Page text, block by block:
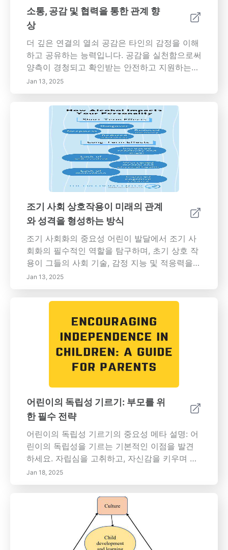
위해 효과적인 전략 실행하기. - 성장 마인드셋:
도전을 성장의 기회로 삼아 자신감과 적응력을
키우기. 이점: - 정서 조절 및 스트레스 관리 향
상. - 전반적인 웰빙 및 긍정적인 삶의 태도 증진.
- 삶의 복잡성을 더 효과적으로 탐색할 수 있는
능력. 이러한 원칙과 기술을 일상생활에 통합함
으로써 어려움을 처리하고 도전을 통해 성장할
수 있는 더 강한 능력을 개발할 수 있습니다. 회
복력은 단순한 특성이 아니라, 누구나 키울 수 있
는 기술입니다.
소통, 공감 및 협력을 통한 관계 향
상
더 깊은 연결의 열쇠 공감은 타인의 감정을 이해
하고 공유하는 능력입니다. 공감을 실천함으로써
양측이 경청되고 확인받는 안전하고 지원하는
환경을 만들 수 있습니다. 타인과 깊은 연결을 형
성하는 데 있어 적극적인 경청과 비언어적 신호
의 중요성을 배우십시오. 관계에서 협력의 힘 협
력은 성공적인 관계의 중요한 측면입니다. 공동
목표를 향해 함께 노력함으로써 개인은 신뢰를
구축하고 팀워크 감각을 키우며 더 큰 성공을 거
둘 수 있습니다. 개인 및 직업적 관계에서 협력의
중요성을 알아보십시오. 효과적인 갈등 해결 및
열린 소통 효과적인 갈등 해결은 모든 관련 당사
자에 대한 존중과 공감을 유지하면서 문제가 무
엇인지 다루는 것입니다. 열린 소통 문화를 조성
하고, 피드백을 위한 안전한 공간을 만들고, 미래
의 갈등을 예방하는 방법을 배우십시오. 더 강한
관계 구축 효과적인 소통, 공감 및 협력을 통해
더 강한 관계를 구축하는 방법을 배우십시오. 타
인과의 더 깊은 연결에서 적극적인 경청, 비언어
적 신호 및 열린 소통의 중요성을 발견하십시오.
효과적인 상호작용 및 관계 구축을 우선시함으
로써 개인 및 직업적 관계에서 더 조화롭고 생산
과적인 소통*공감*협력*적극적인 경청*비언어
적 신호*열린 소통*갈등 해결*관계 구축*건강한
관계*소통 전략*정서적 지능*관계 역학*팀워크
Jan 13, 2025
조기 사회 상호작용이 미래의 관계
와 성격을 형성하는 방식
조기 사회화의 중요성 어린이 발달에서 조기 사
회화의 필수적인 역할을 탐구하며, 초기 상호 작
용이 그들의 사회 기술, 감정 지능 및 적응력을
어떻게 형성하는지 강조합니다. 이 기사는 양육
스타일, 또래 관계 및 교육 환경이 개성 발달에
미치는 영향을 깊이 파고듭니다. 긍정적인 사회
켜 성인 관계의 기초를 마련하는지 배워보세요.
아동기의 친구 관계 및 가족 동역학이 사회적 역
량과 개인 성장에 미치는 장기적인 효과를 이해
합니다. 이러한 형성기에 건강한 사회적 상호작
용을 촉진하기 위한 보호자를 위한 실용적인 전
략을 발견하세요. 키워드: 조기 사회화, 아동 발
달, 사회적 기술, 감정 지능, 양육 스타일, 또래 관
계, 개성 발달, 교육 환경.
Jan 13, 2025
어린이의 독립성 기르기: 부모를 위
한 필수 전략
어린이의 독립성 기르기의 중요성 메타 설명: 어
린이의 독립성을 기르는 기본적인 이점을 발견
하세요. 자립심을 고취하고, 자신감을 키우며 문
제 해결 능력을 향상시키기 위한 실용적인 전략
을 배우세요. 회복력과 비판적 사고를 양성하는
지지 환경을 만드세요.---어린이의 독립성 기르
기는 그들의 발달에 중요한 측면입니다. 이 종합
가이드는 자급자족을 장려하는 수많은 이점을
탐구하며, 자존감과 비판적 사고 능력을 증진하
는 데 기여합니다. 연령에 맞는 책임을 부여하고,
Jan 18, 2025